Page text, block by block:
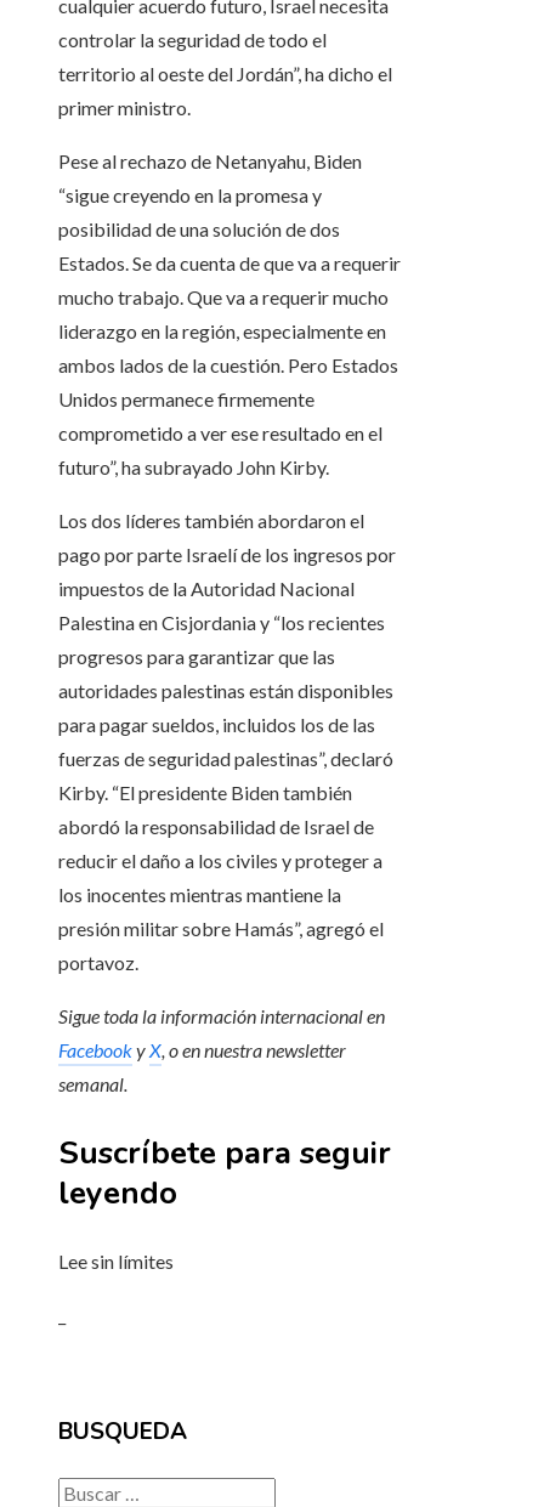
cualquier acuerdo futuro, Israel necesita
controlar la seguridad de todo el
territorio al oeste del Jordán”, ha dicho el
primer ministro.
Pese al rechazo de Netanyahu, Biden
“sigue creyendo en la promesa y
posibilidad de una solución de dos
Estados. Se da cuenta de que va a requerir
mucho trabajo. Que va a requerir mucho
liderazgo en la región, especialmente en
ambos lados de la cuestión. Pero Estados
Unidos permanece firmemente
comprometido a ver ese resultado en el
futuro”, ha subrayado John Kirby.
Los dos líderes también abordaron el
pago por parte Israelí de los ingresos por
impuestos de la Autoridad Nacional
Palestina en Cisjordania y “los recientes
progresos para garantizar que las
autoridades palestinas están disponibles
para pagar sueldos, incluidos los de las
fuerzas de seguridad palestinas”, declaró
Kirby. “El presidente Biden también
abordó la responsabilidad de Israel de
reducir el daño a los civiles y proteger a
los inocentes mientras mantiene la
presión militar sobre Hamás”, agregó el
portavoz.
Sigue toda la información internacional en
FacebookyX, o ennuestra newsletter
semanal.
Suscríbete para seguir
leyendo
Lee sin límites
BUSQUEDA
Buscar: